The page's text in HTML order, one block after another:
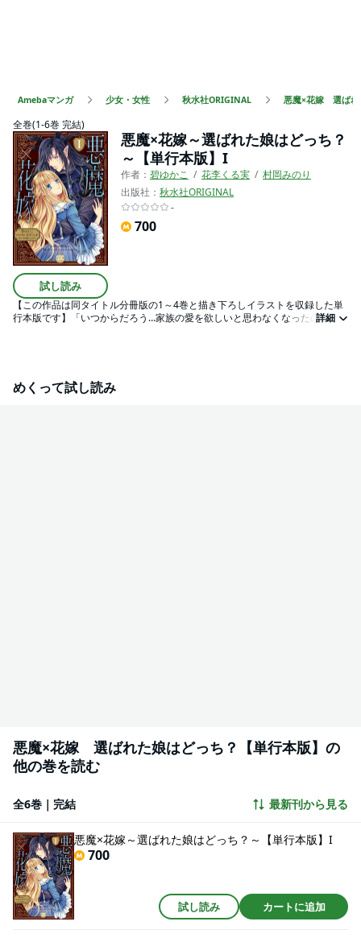
Amebaマンガ 少女・女性 秋水社ORIGINAL 悪魔×花嫁 選ばれ
全巻(1-6巻 完結)
試し読み
悪魔×花嫁～選ばれた娘はどっち？
～【単行本版】I
作者： 碧ゆかこ 花李くる実
村岡みのり
出版社： 秋水社ORIGINAL
-
700
【この作品は同タイトル分冊版の1～4巻と描き下ろしイラストを収録した単
行本版です】「いつからだろう…家族の愛を欲しいと思わなくなったのは
も見向きされず、孤立していく姉のルジー。そして双児を取り巻く人々の醜
い感情と欲望……真の「悪魔の花嫁」となるのはいったい――？
詳細
めくって試し読み
悪魔×花嫁 選ばれた娘はどっち？【単行本版】の
他の巻を読む
全6巻｜完結 最新刊から見る
悪魔×花嫁～選ばれた娘はどっち？～【単行本版】I
700
試し読み カートに追加